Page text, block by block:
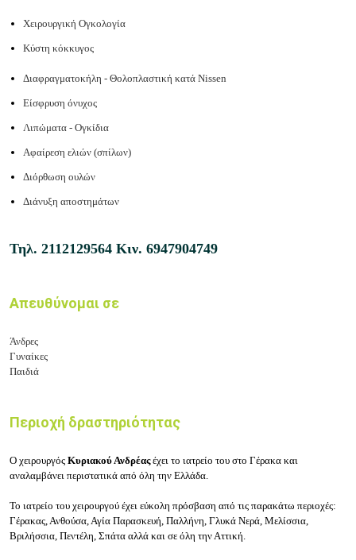
Χειρουργική Ογκολογία
Κύστη κόκκυγος
Διαφραγματοκήλη - Θολοπλαστική κατά Nissen
Είσφρυση όνυχος
Λιπώματα - Ογκίδια
Αφαίρεση ελιών (σπίλων)
Διόρθωση ουλών
Διάνυξη αποστημάτων
Τηλ. 2112129564 Κιν. 6947904749
Απευθύνομαι σε
Άνδρες
Γυναίκες
Παιδιά
Περιοχή δραστηριότητας
Ο χειρουργός Κυριακού Ανδρέαςέχει το ιατρείο του στο Γέρακα και
αναλαμβάνει περιστατικά από όλη την Ελλάδα.
Το ιατρείο του χειρουργού έχει εύκολη πρόσβαση από τις παρακάτω περιοχές:
Γέρακας, Ανθούσα, Αγία Παρασκευή, Παλλήνη, Γλυκά Νερά, Μελίσσια,
Βριλήσσια, Πεντέλη, Σπάτα αλλά και σε όλη την Αττική.